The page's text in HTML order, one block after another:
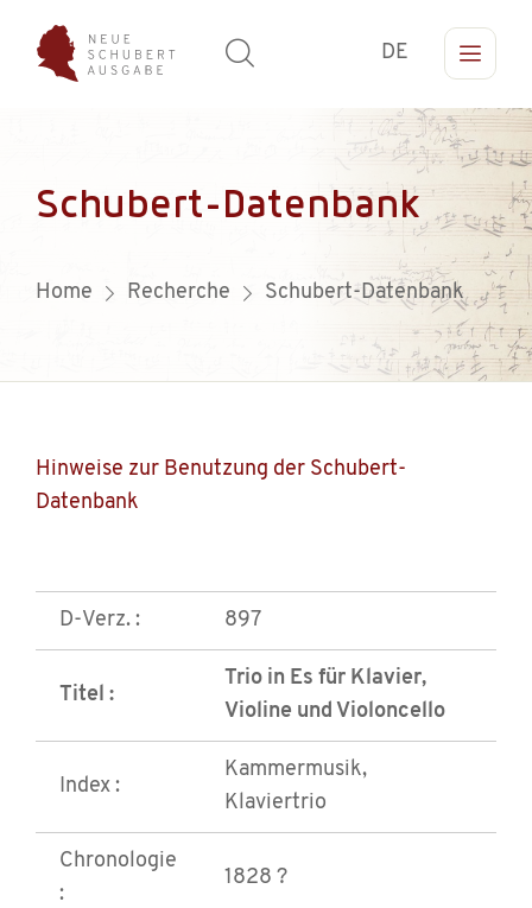
DE
Schubert-Datenbank
Home Recherche Schubert-Datenbank
Hinweise zur Benutzung der Schubert-
Datenbank
D-Verz. : 897
Titel :
Trio in Es für Klavier,
Violine und Violoncello
Index :
Kammermusik,
Klaviertrio
Chronologie
:
1828 ?